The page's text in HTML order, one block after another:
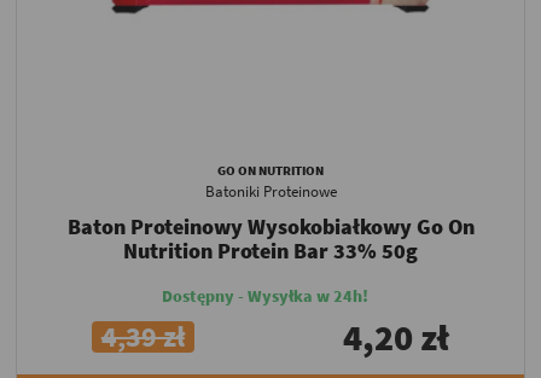
GO ON NUTRITION
Batoniki Proteinowe
Baton Proteinowy Wysokobiałkowy Go On
Nutrition Protein Bar 33% 50g
Dostępny - Wysyłka w 24h!
4,39 zł 4,20 zł